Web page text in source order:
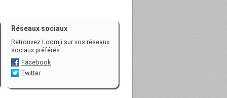
Réseaux sociaux
Retrouvez Loomji sur vos réseaux
sociaux préférés :
Facebook
Twitter